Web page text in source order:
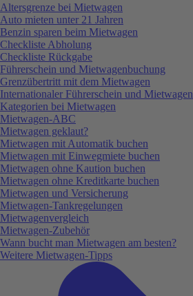
Altersgrenze bei Mietwagen
Auto mieten unter 21 Jahren
Benzin sparen beim Mietwagen
Checkliste Abholung
Checkliste Rückgabe
Führerschein und Mietwagenbuchung
Grenzübertritt mit dem Mietwagen
Internationaler Führerschein und Mietwagen
Kategorien bei Mietwagen
Mietwagen-ABC
Mietwagen geklaut?
Mietwagen mit Automatik buchen
Mietwagen mit Einwegmiete buchen
Mietwagen ohne Kaution buchen
Mietwagen ohne Kreditkarte buchen
Mietwagen und Versicherung
Mietwagen-Tankregelungen
Mietwagenvergleich
Mietwagen-Zubehör
Wann bucht man Mietwagen am besten?
Weitere Mietwagen-Tipps